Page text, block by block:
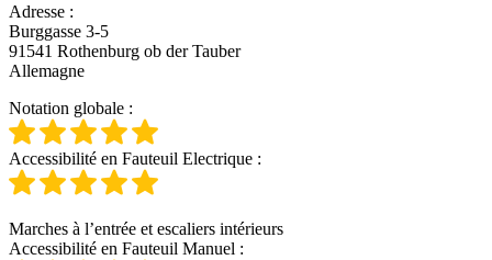
Adresse :
Burggasse 3-5
91541 Rothenburg ob der Tauber
Allemagne
Notation globale :
Accessibilité en Fauteuil Electrique :
Marches à l’entrée et escaliers intérieurs
Accessibilité en Fauteuil Manuel :